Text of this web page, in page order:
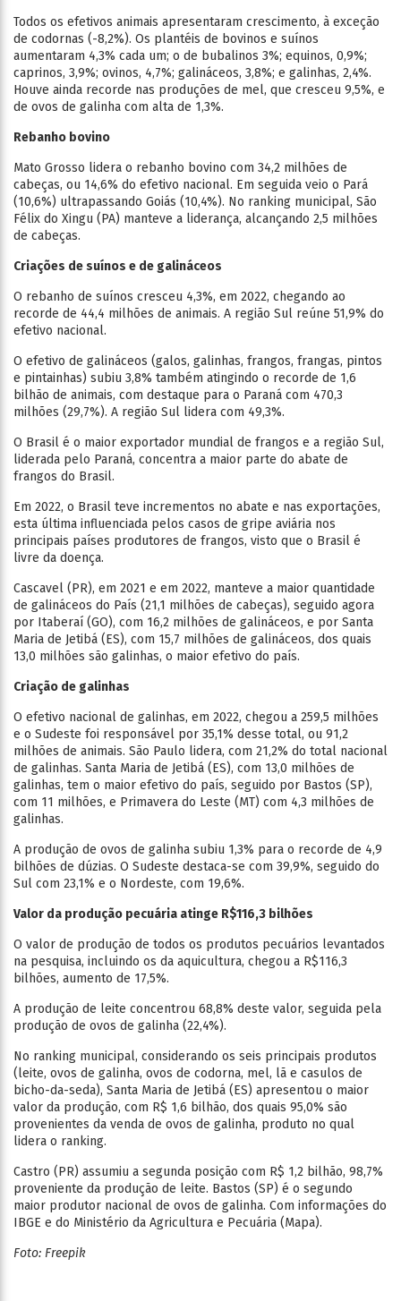
Todos os efetivos animais apresentaram crescimento, à exceção
de codornas (-8,2%). Os plantéis de bovinos e suínos
aumentaram 4,3% cada um; o de bubalinos 3%; equinos, 0,9%;
caprinos, 3,9%; ovinos, 4,7%; galináceos, 3,8%; e galinhas, 2,4%.
Houve ainda recorde nas produções de mel, que cresceu 9,5%, e
de ovos de galinha com alta de 1,3%.
Rebanho bovino
Mato Grosso lidera o rebanho bovino com 34,2 milhões de
cabeças, ou 14,6% do efetivo nacional. Em seguida veio o Pará
(10,6%) ultrapassando Goiás (10,4%). No ranking municipal, São
Félix do Xingu (PA) manteve a liderança, alcançando 2,5 milhões
de cabeças.
Criações de suínos e de galináceos
O rebanho de suínos cresceu 4,3%, em 2022, chegando ao
recorde de 44,4 milhões de animais. A região Sul reúne 51,9% do
efetivo nacional.
O efetivo de galináceos (galos, galinhas, frangos, frangas, pintos
e pintainhas) subiu 3,8% também atingindo o recorde de 1,6
bilhão de animais, com destaque para o Paraná com 470,3
milhões (29,7%). A região Sul lidera com 49,3%.
O Brasil é o maior exportador mundial de frangos e a região Sul,
liderada pelo Paraná, concentra a maior parte do abate de
frangos do Brasil.
Em 2022, o Brasil teve incrementos no abate e nas exportações,
esta última influenciada pelos casos de gripe aviária nos
principais países produtores de frangos, visto que o Brasil é
livre da doença.
Cascavel (PR), em 2021 e em 2022, manteve a maior quantidade
de galináceos do País (21,1 milhões de cabeças), seguido agora
por Itaberaí (GO), com 16,2 milhões de galináceos, e por Santa
Maria de Jetibá (ES), com 15,7 milhões de galináceos, dos quais
13,0 milhões são galinhas, o maior efetivo do país.
Criação de galinhas
O efetivo nacional de galinhas, em 2022, chegou a 259,5 milhões
e o Sudeste foi responsável por 35,1% desse total, ou 91,2
milhões de animais. São Paulo lidera, com 21,2% do total nacional
de galinhas. Santa Maria de Jetibá (ES), com 13,0 milhões de
galinhas, tem o maior efetivo do país, seguido por Bastos (SP),
com 11 milhões, e Primavera do Leste (MT) com 4,3 milhões de
galinhas.
A produção de ovos de galinha subiu 1,3% para o recorde de 4,9
bilhões de dúzias. O Sudeste destaca-se com 39,9%, seguido do
Sul com 23,1% e o Nordeste, com 19,6%.
Valor da produção pecuária atinge R$116,3 bilhões
O valor de produção de todos os produtos pecuários levantados
na pesquisa, incluindo os da aquicultura, chegou a R$116,3
bilhões, aumento de 17,5%.
A produção de leite concentrou 68,8% deste valor, seguida pela
produção de ovos de galinha (22,4%).
No ranking municipal, considerando os seis principais produtos
(leite, ovos de galinha, ovos de codorna, mel, lã e casulos de
bicho-da-seda), Santa Maria de Jetibá (ES) apresentou o maior
valor da produção, com R$ 1,6 bilhão, dos quais 95,0% são
provenientes da venda de ovos de galinha, produto no qual
lidera o ranking.
Castro (PR) assumiu a segunda posição com R$ 1,2 bilhão, 98,7%
proveniente da produção de leite. Bastos (SP) é o segundo
maior produtor nacional de ovos de galinha. Com informações do
IBGE e do Ministério da Agricultura e Pecuária (Mapa).
Foto: Freepik